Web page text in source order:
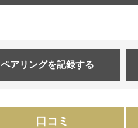
ペアリングを記録する
口コミ